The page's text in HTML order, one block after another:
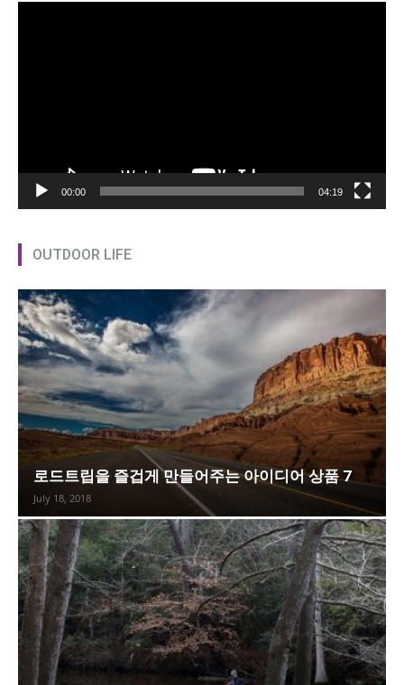
00:00 04:19
OUTDOOR LIFE
로드트립을 즐겁게 만들어주는 아이디어 상품 7
July 18, 2018